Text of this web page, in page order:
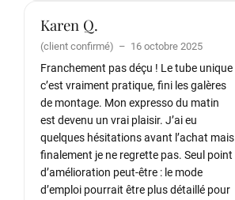
Karen Q.
(client confirmé) – 16 octobre 2025
Franchement pas déçu ! Le tube unique
c’est vraiment pratique, fini les galères
de montage. Mon expresso du matin
est devenu un vrai plaisir. J’ai eu
quelques hésitations avant l’achat mais
finalement je ne regrette pas. Seul point
d’amélioration peut-être : le mode
d’emploi pourrait être plus détaillé pour